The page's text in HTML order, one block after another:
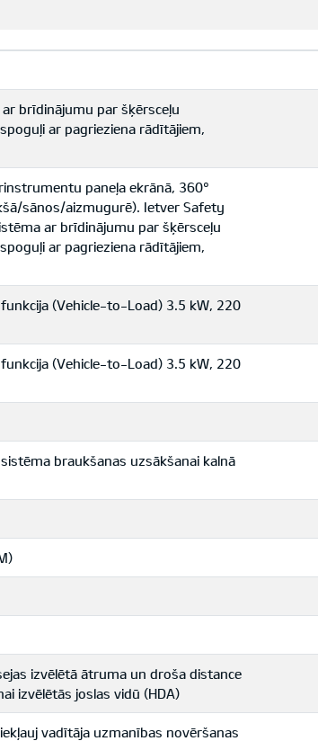
brīdinājumu par šķērsceļu
ar pagrieziena rādītājiem,
paneļa ekrānā, 360°
sānos/aizmugurē). Ietver Safety
ar brīdinājumu par šķērsceļu
ar pagrieziena rādītājiem,
(Vehicle-to-Load) 3.5 kW, 220
(Vehicle-to-Load) 3.5 kW, 220
braukšanas uzsākšanai kalnā
izvēlētā ātruma un droša distance
izvēlētās joslas vidū (HDA)
vadītāja uzmanības novēršanas